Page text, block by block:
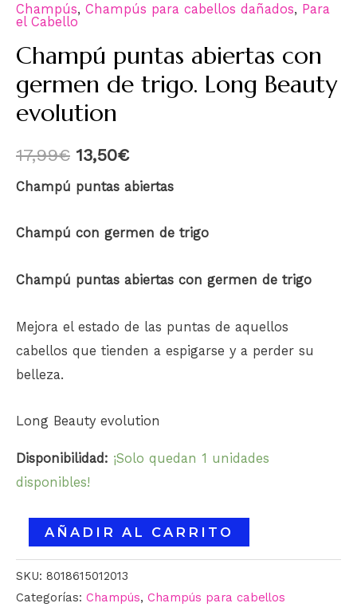
Champús, Champús para cabellos dañados, Para
el Cabello
Champú puntas abiertas con
germen de trigo. Long Beauty
evolution
17,99€ 13,50€
Champú puntas abiertas
Champú con germen de trigo
Champú puntas abiertas con germen de trigo
Mejora el estado de las puntas de aquellos
cabellos que tienden a espigarse y a perder su
belleza.
Long Beauty evolution
Disponibilidad: ¡Solo quedan 1 unidades
disponibles!
AÑADIR AL CARRITO
SKU: 8018615012013
Categorías: Champús, Champús para cabellos